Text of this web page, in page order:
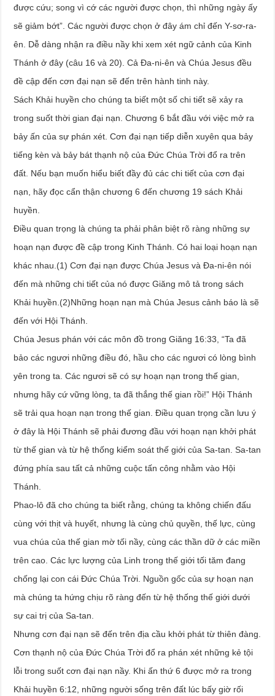
được cứu; song vì cớ các người được chọn, thì những ngày ấy
sẽ giảm bớt”. Các người được chọn ở đây ám chỉ đến Y-sơ-ra-
ên. Dễ dàng nhận ra điều nầy khi xem xét ngữ cảnh của Kinh
Thánh ở đây (câu 16 và 20). Cả Đa-ni-ên và Chúa Jesus đều
đề cập đến cơn đại nạn sẽ đến trên hành tinh này.
Sách Khải huyền cho chúng ta biết một số chi tiết sẽ xảy ra
trong suốt thời gian đại nạn. Chương 6 bắt đầu với việc mở ra
bảy ấn của sự phán xét. Cơn đại nạn tiếp diễn xuyên qua bảy
tiếng kèn và bảy bát thạnh nộ của Đức Chúa Trời đổ ra trên
đất. Nếu bạn muốn hiểu biết đầy đủ các chi tiết của cơn đại
nạn, hãy đọc cẩn thận chương 6 đến chương 19 sách Khải
huyền.
Điều quan trọng là chúng ta phải phân biệt rõ ràng những sự
hoạn nạn được đề cập trong Kinh Thánh. Có hai loại hoạn nạn
khác nhau.(1) Cơn đại nạn được Chúa Jesus và Đa-ni-ên nói
đến mà những chi tiết của nó được Giăng mô tả trong sách
Khải huyền.(2)Những hoạn nạn mà Chúa Jesus cảnh báo là sẽ
đến với Hội Thánh.
Chúa Jesus phán với các môn đồ trong Giăng 16:33, “Ta đã
bảo các ngươi những điều đó, hầu cho các ngươi có lòng bình
yên trong ta. Các ngươi sẽ có sự hoạn nạn trong thế gian,
nhưng hãy cứ vững lòng, ta đã thắng thế gian rồi!” Hội Thánh
sẽ trải qua hoạn nạn trong thế gian. Điều quan trọng cần lưu ý
ở đây là Hội Thánh sẽ phải đương đầu với hoạn nạn khởi phát
từ thế gian và từ hệ thống kiểm soát thế giới của Sa-tan. Sa-tan
đứng phía sau tất cả những cuộc tấn công nhằm vào Hội
Thánh.
Phao-lô đã cho chúng ta biết rằng, chúng ta không chiến đấu
cùng với thịt và huyết, nhưng là cùng chủ quyền, thế lực, cùng
vua chúa của thế gian mờ tối nầy, cùng các thần dữ ở các miền
trên cao. Các lực lượng của Linh trong thế giới tối tăm đang
chống lại con cái Đức Chúa Trời. Nguồn gốc của sự hoạn nạn
mà chúng ta hứng chịu rõ ràng đến từ hệ thống thế giới dưới
sự cai trị của Sa-tan.
Nhưng cơn đại nạn sẽ đến trên địa cầu khởi phát từ thiên đàng.
Cơn thạnh nộ của Đức Chúa Trời đổ ra phán xét những kẻ tội
lỗi trong suốt cơn đại nạn nầy. Khi ấn thứ 6 được mở ra trong
Khải huyền 6:12, những người sống trên đất lúc bấy giờ rối